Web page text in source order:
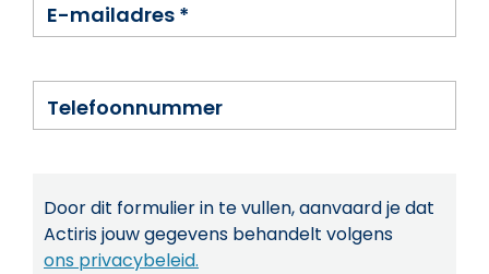
E-mailadres *
Telefoonnummer
Door dit formulier in te vullen, aanvaard je dat
Actiris jouw gegevens behandelt volgens
ons privacybeleid.